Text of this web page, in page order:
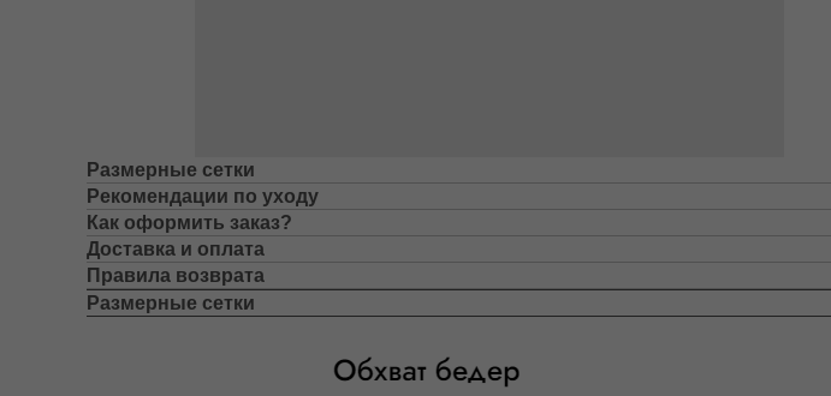
Размерные сетки
Рекомендации по уходу
Как оформить заказ?
Доставка и оплата
Правила возврата
Размерные сетки